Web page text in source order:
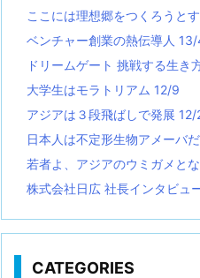
ここには理想郷をつくろうと
ベンチャー創業の熱伝導人
ドリームゲート 挑戦する生き
大学生はモラトリアム 12/9
アジアは３段飛ばしで発展 12/
日本人は不定形生物アメーバ
若者よ、アジアのウミガメと
株式会社日広 社長インタビュ
CATEGORIES